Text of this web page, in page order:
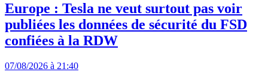
Europe : Tesla ne veut surtout pas voir
publiées les données de sécurité du FSD
confiées à la RDW
07/08/2026 à 21:40